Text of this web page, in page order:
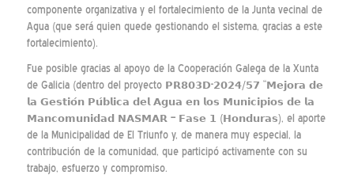
componente organizativa y el fortalecimiento de la Junta vecinal de
Agua (que será quien quede gestionando el sistema, gracias a este
fortalecimiento).
Fue posible gracias al apoyo de la Cooperación Galega de la Xunta
de Galicia (dentro del proyecto 𝗣𝗥𝟴𝟬𝟯𝗗-𝟮𝟬𝟮𝟰/𝟱𝟳 “𝗠𝗲𝗷𝗼𝗿𝗮 𝗱𝗲
𝗹𝗮 𝗚𝗲𝘀𝘁𝗶𝗼́𝗻 𝗣𝘂́𝗯𝗹𝗶𝗰𝗮 𝗱𝗲𝗹 𝗔𝗴𝘂𝗮 𝗲𝗻 𝗹𝗼𝘀 𝗠𝘂𝗻𝗶𝗰𝗶𝗽𝗶𝗼𝘀 𝗱𝗲 𝗹𝗮
𝗠𝗮𝗻𝗰𝗼𝗺𝘂𝗻𝗶𝗱𝗮𝗱 𝗡𝗔𝗦𝗠𝗔𝗥 – 𝗙𝗮𝘀𝗲 𝟭 (𝗛𝗼𝗻𝗱𝘂𝗿𝗮𝘀), el aporte
de la Municipalidad de El Triunfo y, de manera muy especial, la
contribución de la comunidad, que participó activamente con su
trabajo, esfuerzo y compromiso.